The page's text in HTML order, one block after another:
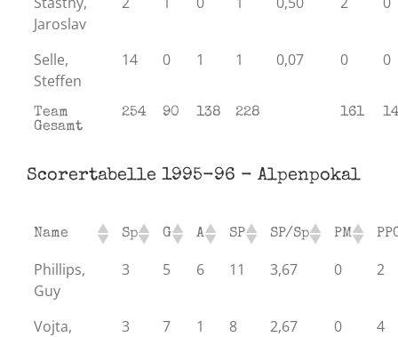
Jaroslav
Selle,
Steffen
14 0 1 1 0,07 0 0
Team
Gesamt
254 90 138 228 161
Scorertabelle 1995-96 - Alpenpokal
Name Sp G A SP SP/Sp PM
Phillips,
Guy
3 5 6 11 3,67 0 2
Vojta,
3 7 1 8 2,67 0 4